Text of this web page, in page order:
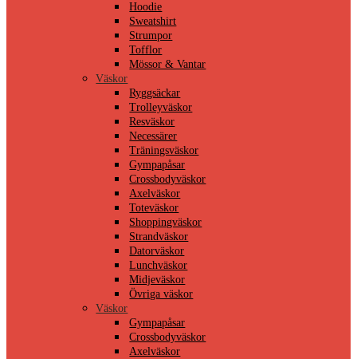
Hoodie
Sweatshirt
Strumpor
Tofflor
Mössor & Vantar
Väskor
Ryggsäckar
Trolleyväskor
Resväskor
Necessärer
Träningsväskor
Gympapåsar
Crossbodyväskor
Axelväskor
Toteväskor
Shoppingväskor
Strandväskor
Datorväskor
Lunchväskor
Midjeväskor
Övriga väskor
Väskor
Gympapåsar
Crossbodyväskor
Axelväskor